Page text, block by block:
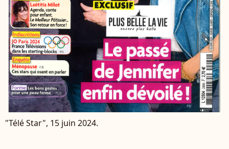
"Télé Star", 15 juin 2024.